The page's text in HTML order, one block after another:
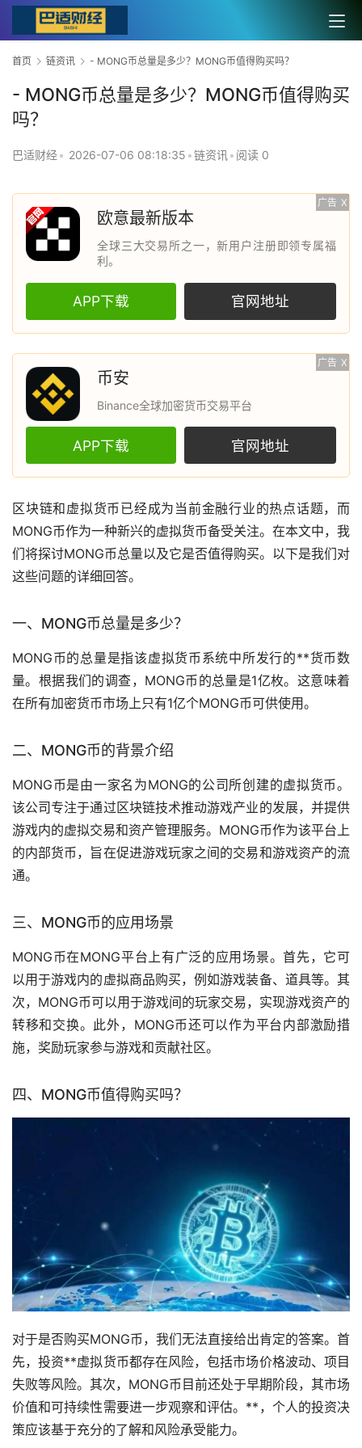
首页 链资讯 - MONG币总量是多少？MONG币值得购买吗？
- MONG币总量是多少？MONG币值得购买
吗？
巴适财经• 2026-07-06 08:18:35 •链资讯 • 阅读 0
广告 X
欧意最新版本
全球三大交易所之一，新用户注册即领专属福
利。
APP下载 官网地址
广告 X
币安
Binance全球加密货币交易平台
APP下载 官网地址
区块链和虚拟货币已经成为当前金融行业的热点话题，而
MONG币作为一种新兴的虚拟货币备受关注。在本文中，我
们将探讨MONG币总量以及它是否值得购买。以下是我们对
这些问题的详细回答。
一、MONG币总量是多少？
MONG币的总量是指该虚拟货币系统中所发行的**货币数
量。根据我们的调查，MONG币的总量是1亿枚。这意味着
在所有加密货币市场 上只有1亿个MONG币可供使用。
二、MONG币的背景介绍
MONG币是由一家名为MONG的公司所创建的虚拟货币。
该公司专注于通过区块链技术推动游戏产业的发展，并提供
游戏内的虚拟交易和资产管理服务。MONG币作为该平台上
的内部货币，旨在促进游戏玩家之间的交易和游戏资产的流
通。
三、MONG币的应用场景
MONG币在MONG平台上有广泛的应用场景。首先，它可
以用于游戏内的虚拟商品购买，例如游戏装备、道具等。其
次，MONG币可以用于游戏间的玩家交易，实现游戏资产的
转移和交换。此外，MONG币还可以作为平台内部激励措
施，奖励玩家参与游戏和贡献社区。
四、MONG币值得购买吗？
对于是否购买MONG币，我们无法直接给出肯定的答案。首
先，投资**虚拟货币都存在风险，包括市场价格波动、项目
失败等风险。其次，MONG币目前还处于早期阶段，其市场
价值和可持续性需要进一步观察和评估。**，个人的投资决
策应该基于充分的了解和风险承受能力。